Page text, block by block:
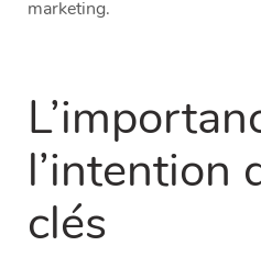
marketing.
l’intention
clés